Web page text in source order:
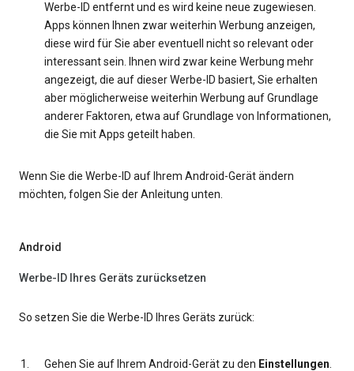
Werbe-ID entfernt und es wird keine neue zugewiesen.
Apps können Ihnen zwar weiterhin Werbung anzeigen,
diese wird für Sie aber eventuell nicht so relevant oder
interessant sein. Ihnen wird zwar keine Werbung mehr
angezeigt, die auf dieser Werbe-ID basiert, Sie erhalten
aber möglicherweise weiterhin Werbung auf Grundlage
anderer Faktoren, etwa auf Grundlage von Informationen,
die Sie mit Apps geteilt haben.
Wenn Sie die Werbe-ID auf Ihrem Android-Gerät ändern
möchten, folgen Sie der Anleitung unten.
Android
Werbe-ID Ihres Geräts zurücksetzen
So setzen Sie die Werbe-ID Ihres Geräts zurück:
Gehen Sie auf Ihrem Android-Gerät zu den Einstellungen.